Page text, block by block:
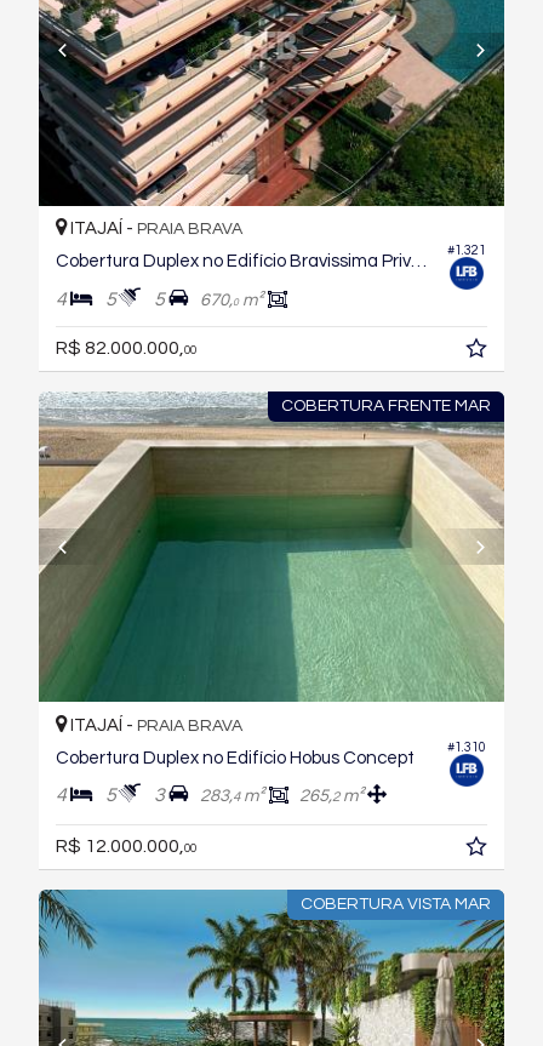
#1.321
ITAJAÍ - PRAIA BRAVA
Cobertura Duplex no Edifício Bravissima Private Residence
4 5 5 670,0m²
R$ 82.000.000,00
COBERTURA FRENTE MAR
#1.310
ITAJAÍ - PRAIA BRAVA
Cobertura Duplex no Edifício Hobus Concept
4 5 3 283,4m² 265,2m²
R$ 12.000.000, 00
COBERTURA VISTA MAR